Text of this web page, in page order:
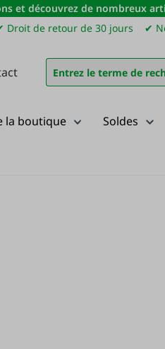
et découvrez de nombreux
Droit de retour de 30 jours ✔
la boutique Soldes